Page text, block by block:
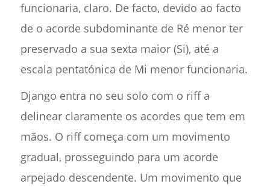
funcionaria, claro. De facto, devido ao facto
de o acorde subdominante de Ré menor ter
preservado a sua sexta maior (Si), até a
escala pentatónica de Mi menor funcionaria.
Django entra no seu solo com o riff a
delinear claramente os acordes que tem em
mãos. O riff começa com um movimento
gradual, prosseguindo para um acorde
arpejado descendente. Um movimento que